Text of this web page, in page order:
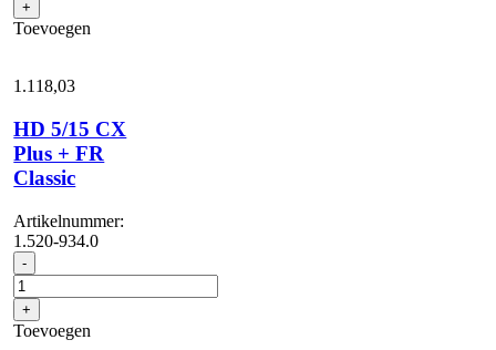
Plus
aantal
+
Toevoegen
1.118,03
HD 5/15 CX
Plus + FR
Classic
Artikelnummer:
1.520-934.0
- HD
5/15
CX
Plus
+
+
Toevoegen